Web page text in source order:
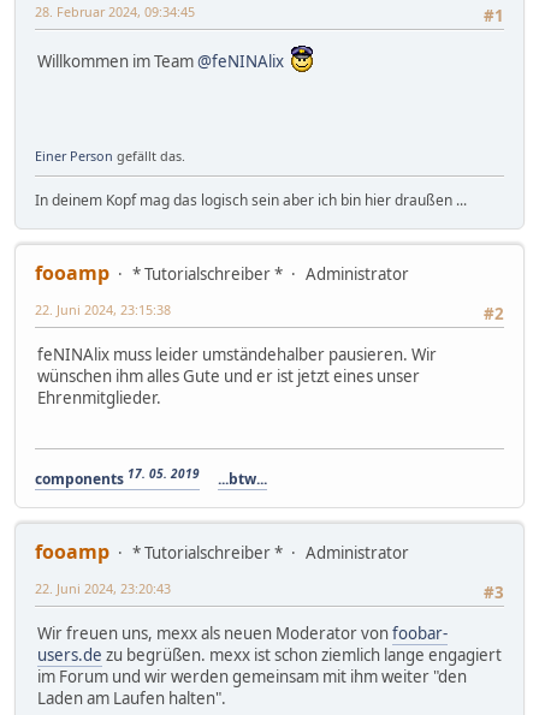
#1
28. Februar 2024, 09:34:45
Willkommen im Team@feNINAlix
Einer Person gefällt das.
In deinem Kopf mag das logisch sein aber ich bin hier draußen ...
fooamp * Tutorialschreiber *
Administrator
#2
22. Juni 2024, 23:15:38
feNINAlix muss leider umständehalber pausieren. Wir
wünschen ihm alles Gute und er ist jetzt eines unser
Ehrenmitglieder.
components 17. 05. 2019 ...btw...
fooamp * Tutorialschreiber *
Administrator
#3
22. Juni 2024, 23:20:43
Wir freuen uns, mexx als neuen Moderator vonfoobar-
users.de zu begrüßen. mexx ist schon ziemlich lange engagiert
im Forum und wir werden gemeinsam mit ihm weiter "den
Laden am Laufen halten".